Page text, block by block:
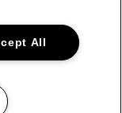
Privacy
All